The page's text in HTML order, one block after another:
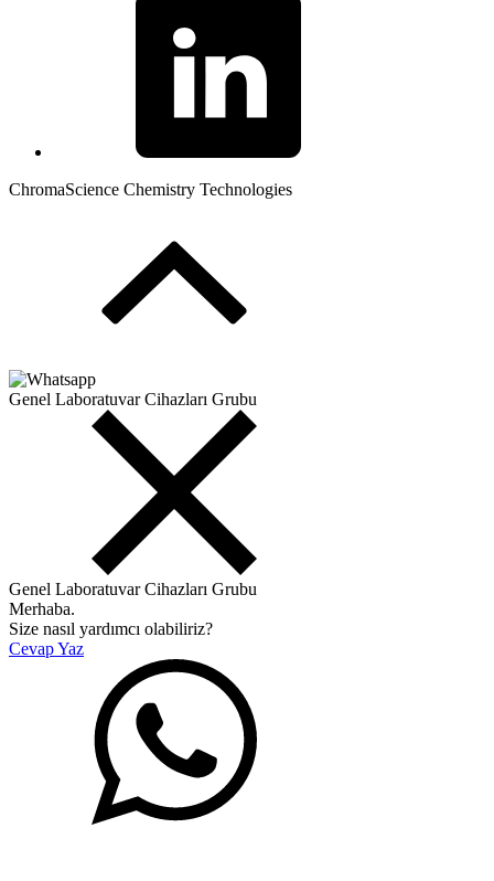
ChromaScience Chemistry Technologies
Genel Laboratuvar Cihazları Grubu
Genel Laboratuvar Cihazları Grubu
Merhaba.
Size nasıl yardımcı olabiliriz?
Cevap Yaz